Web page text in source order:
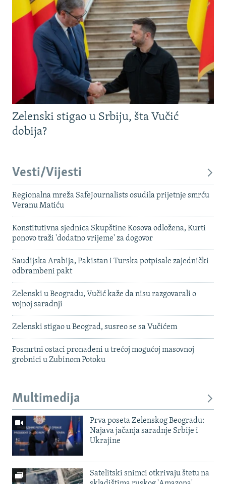
Zelenski stigao u Srbiju, šta Vučić
dobija?
Vesti/Vijesti
Regionalna mreža SafeJournalists osudila prijetnje smrću
Veranu Matiću
Konstitutivna sjednica Skupštine Kosova odložena, Kurti
ponovo traži 'dodatno vrijeme' za dogovor
Saudijska Arabija, Pakistan i Turska potpisale zajednički
odbrambeni pakt
Zelenski u Beogradu, Vučić kaže da nisu razgovarali o
vojnoj saradnji
Zelenski stigao u Beograd, susreo se sa Vučićem
Posmrtni ostaci pronađeni u trećoj mogućoj masovnoj
grobnici u Zubinom Potoku
Multimedija
Prva poseta Zelenskog Beogradu:
Najava jačanja saradnje Srbije i
Ukrajine
Satelitski snimci otkrivaju štetu na